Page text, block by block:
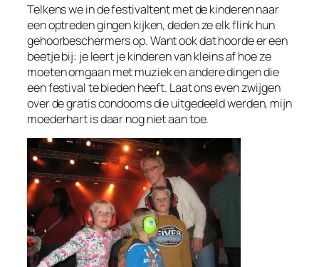
Telkens we in de festivaltent met de kinderen naar
een optreden gingen kijken, deden ze elk flink hun
gehoorbeschermers op. Want ook dat hoorde er een
beetje bij: je leert je kinderen van kleins af hoe ze
moeten omgaan met muziek en andere dingen die
een festival te bieden heeft. Laat ons even zwijgen
over de gratis condooms die uitgedeeld werden, mijn
moederhart is daar nog niet aan toe.